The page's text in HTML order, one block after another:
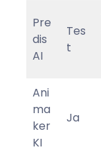
Pre
dis
AI
Tes
t
Ani
ma
ker
KI
Ja